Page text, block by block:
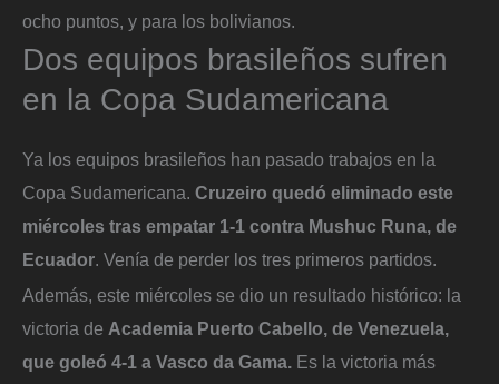
ocho puntos, y para los bolivianos.
Dos equipos brasileños sufren
en la Copa Sudamericana
Ya los equipos brasileños han pasado trabajos en la
Copa Sudamericana. Cruzeiro quedó eliminado este
miércoles tras empatar 1-1 contra Mushuc Runa, de
Ecuador. Venía de perder los tres primeros partidos.
Además, este miércoles se dio un resultado histórico: la
victoria de Academia Puerto Cabello, de Venezuela,
que goleó 4-1 a Vasco da Gama. Es la victoria más